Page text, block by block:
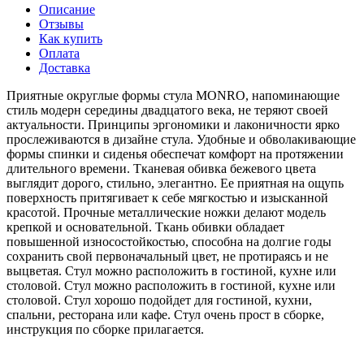
Описание
Отзывы
Как купить
Оплата
Доставка
Приятные округлые формы стула MONRO, напоминающие
стиль модерн середины двадцатого века, не теряют своей
актуальности. Принципы эргономики и лаконичности ярко
прослеживаются в дизайне стула. Удобные и обволакивающие
формы спинки и сиденья обеспечат комфорт на протяжении
длительного времени. Тканевая обивка бежевого цвета
выглядит дорого, стильно, элегантно. Ее приятная на ощупь
поверхность притягивает к себе мягкостью и изысканной
красотой. Прочные металлические ножки делают модель
крепкой и основательной. Ткань обивки обладает
повышенной износостойкостью, способна на долгие годы
сохранить свой первоначальный цвет, не протираясь и не
выцветая. Стул можно расположить в гостиной, кухне или
столовой. Стул можно расположить в гостиной, кухне или
столовой. Стул хорошо подойдет для гостиной, кухни,
спальни, ресторана или кафе. Стул очень прост в сборке,
инструкция по сборке прилагается.